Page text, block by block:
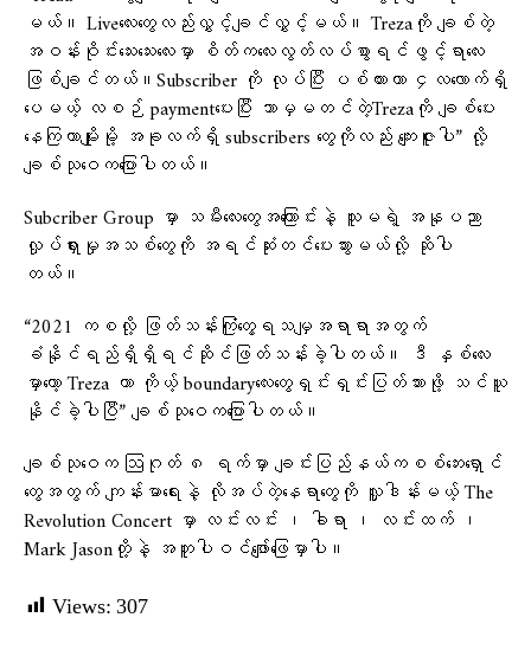
မယ်။ Liveလေးတွေလည်းလွှင့်ချင်လွှင့်မယ်။ Trezaကို ချစ်တဲ့
အဝန်းဝိုင်းသေးသေးလေးမှာ စိတ်ကလေးလွတ်လပ်စွာရင်ဖွင့်ရာလေး
ဖြစ်ချင်တယ်။Subscriber ကို လုပ်ပြီး ပစ်ထားတာ ၄လလောက်ရှိ
ပေမယ့် လစဉ် paymentပေးပြီး ဘာမှမတင်တဲ့Trezaကို ချစ်ပေး
နေကြတာမျိုးမို့ အခုလက်ရှိ subscribers တွေကိုလည်း ကျေးဇူးပါ” လို့
ချစ်သုဝေကပြောပါတယ်။
Subcriber Group မှာ သမီးလေးတွေအကြောင်းနဲ့ သူမရဲ့ အနုပညာ
လှုပ်ရှားမှုအသစ်တွေကို အရင်ဆုံးတင်ပေးသွားမယ်လို့ ဆိုပါ
တယ်။
“2021 ကစလို့ ဖြတ်သန်းကြုံတွေ့ရသမျှအရာရာအတွက်
ခံနိုင်ရည်ရှိရှိရင်ဆိုင်ဖြတ်သန်းခဲ့ပါတယ်။ ဒီ နှစ်လေး
မှာတော့ Treza ဟာ ကိုယ့် boundaryလေးတွေရှင်းရှင်းပြတ်သားဖို့ သင်ယူ
နိုင်ခဲ့ပါပြီ” ချစ်သုဝေကပြောပါတယ်။
ချစ်သုဝေက ဩဂုတ် ၈ ရက်မှာ ချင်းပြည်နယ်ကစစ်ဘေးရှောင်
တွေအတွက် ကျန်းမာရေးနဲ့ လိုအပ်တဲ့နေရာတွေကို လှူဒါန်းမယ့် The
Revolution Concert မှာ လင်းလင်း ၊ ခါရာ ၊ လင်းထက် ၊
Mark Jasonတို့နဲ့ အတူပါဝင်ဖျော်ဖြေမှာပါ။
Views: 307